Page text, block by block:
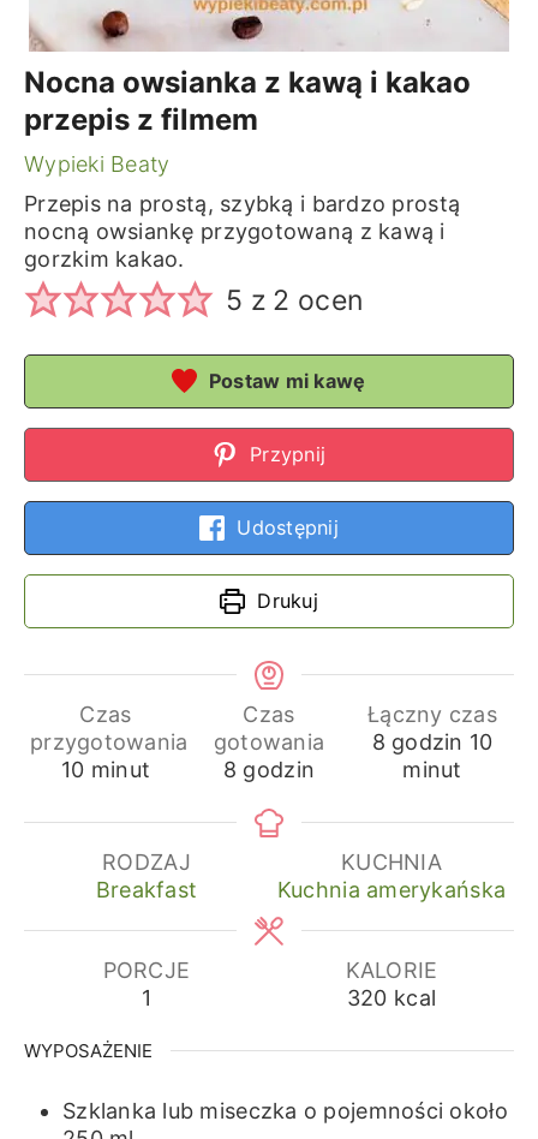
Nocna owsianka z kawą i kakao
przepis z filmem
Wypieki Beaty
Przepis na prostą, szybką i bardzo prostą
nocną owsiankę przygotowaną z kawą i
gorzkim kakao.
5 z 2 ocen
Postaw mi kawę
Przypnij
Udostępnij
Drukuj
Czas
przygotowania
10minuty
minut
Czas
gotowania
8 godziny
godzin
Łączny czas
8godziny
godzin 10
minut
RODZAJ
Breakfast
KUCHNIA
Kuchnia amerykańska
PORCJE
1
KALORIE
320 kcal
WYPOSAŻENIE
Szklanka lub miseczka o pojemności około